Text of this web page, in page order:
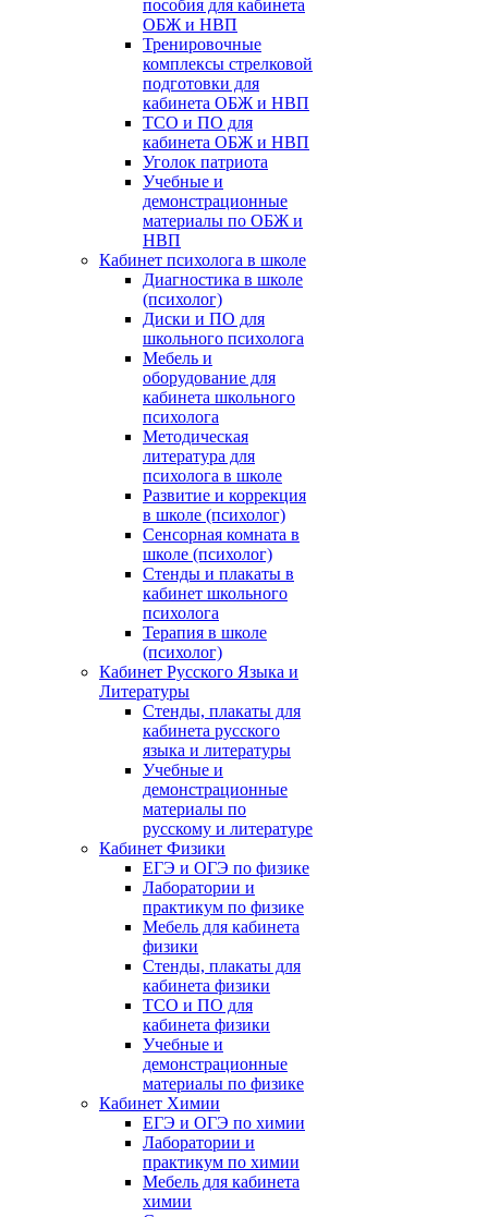
пособия для кабинета
ОБЖ и НВП
Тренировочные
комплексы стрелковой
подготовки для
кабинета ОБЖ и НВП
ТСО и ПО для
кабинета ОБЖ и НВП
Уголок патриота
Учебные и
демонстрационные
материалы по ОБЖ и
НВП
Кабинет психолога в школе
Диагностика в школе
(психолог)
Диски и ПО для
школьного психолога
Мебель и
оборудование для
кабинета школьного
психолога
Методическая
литература для
психолога в школе
Развитие и коррекция
в школе (психолог)
Сенсорная комната в
школе (психолог)
Стенды и плакаты в
кабинет школьного
психолога
Терапия в школе
(психолог)
Кабинет Русского Языка и
Литературы
Стенды, плакаты для
кабинета русского
языка и литературы
Учебные и
демонстрационные
материалы по
русскому и литературе
Кабинет Физики
ЕГЭ и ОГЭ по физике
Лаборатории и
практикум по физике
Мебель для кабинета
физики
Стенды, плакаты для
кабинета физики
ТСО и ПО для
кабинета физики
Учебные и
демонстрационные
материалы по физике
Кабинет Химии
ЕГЭ и ОГЭ по химии
Лаборатории и
практикум по химии
Мебель для кабинета
химии